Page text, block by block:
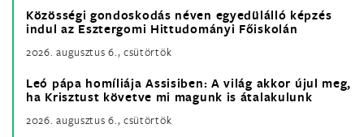
Közösségi gondoskodás néven egyedülálló képzés
indul az Esztergomi Hittudományi Főiskolán
2026. augusztus 6., csütörtök
Leó pápa homíliája Assisiben: A világ akkor újul meg,
ha Krisztust követve mi magunk is átalakulunk
2026. augusztus 6., csütörtök